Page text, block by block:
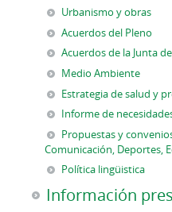
Urbanismo y obras
Acuerdos del Pleno
Acuerdos de la Junta
Medio Ambiente
Estrategia de salud y
Informe de
Propuestas y
Comunicación, Deportes,
Política lingüistica
Información